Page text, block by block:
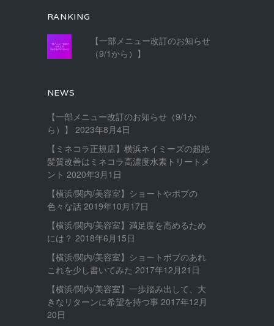
RANKING
【一部メニュー改訂のお知らせ
（9/1から）】
NEWS
【一部メニュー改訂のお知らせ（9/1か
ら）】
2023年8月4日
【ミネコラ正規店】横浜ネイミーズの超絶
髪質改善はミネコラ高濃度水素トリートメ
ント 2020年3月1日
【横浜/関内/美容室】ショートやボブの
色々な話 2019年10月17日
【横浜/関内/美容室】満足度を高めるため
には？ 2018年6月15日
【横浜/関内/美容室】ショートボブのあれ
これを少し書いてみた 2017年12月21日
【横浜/関内/美容室】一歩踏み出して、大
きなリターンに希望を持つ事 2017年12月
20日